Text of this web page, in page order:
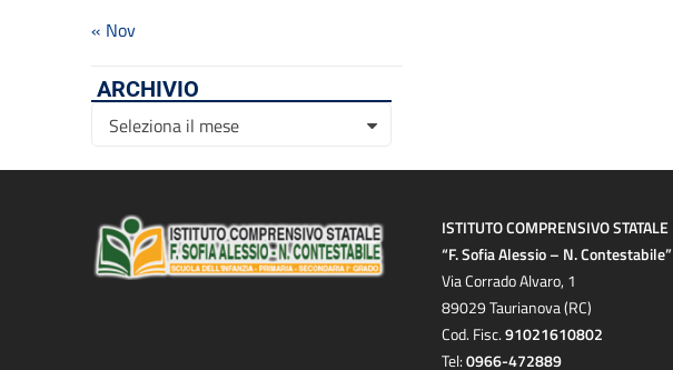
« Nov
ARCHIVIO
Archivio
Seleziona il mese
ISTITUTO COMPRENSIVO STATALE
“F. Sofia Alessio – N. Contestabile”
Via Corrado Alvaro, 1
89029 Taurianova (RC)
Cod. Fisc.91021610802
Tel:0966-472889